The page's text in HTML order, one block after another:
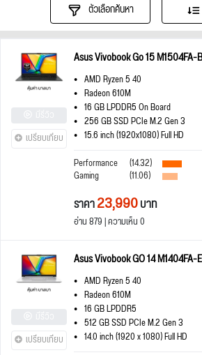
ตัวเลือกค้นหา
เปรียบเทียบ
Asus Vivobook Go 15
AMD Ryzen 5 40
Radeon 610M
16 GB LPDDR5 On Board
256 GB SSD PCIe M.2 Gen 3
15.6 inch (1920x1080) Full HD
Performance
(14.32)
Gaming (11.06)
ราคา23,990บาท
อ่าน 879 | ความเห็น 0
เปรียบเทียบ
Asus Vivobook GO 14 M1404FA-
AMD Ryzen 5 40
Radeon 610M
16 GB LPDDR5
512 GB SSD PCIe M.2 Gen 3
14.0 inch (1920 x 1080) Full HD